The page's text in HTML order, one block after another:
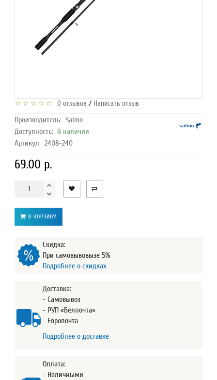
0 отзывов / Написать отзыв
Производитель: Salmo
Доступность: В наличии
Артикул: 2408-240
69.00 р.
В КОРЗИНУ
Скидка:
При самовывовызе 5%
Подробнее о скидках
Доставка:
- Самовывоз
- РУП «Белпочта»
- Европочта
Подробнее о доставке
Оплата:
- Наличными